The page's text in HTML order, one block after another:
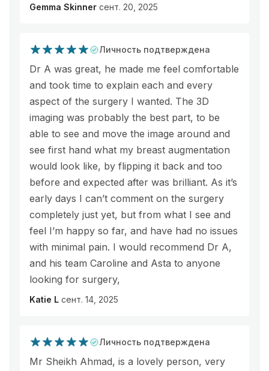
Gemma Skinner сент. 20, 2025
Личность подтверждена
Dr A was great, he made me feel comfortable
and took time to explain each and every
aspect of the surgery I wanted. The 3D
imaging was probably the best part, to be
able to see and move the image around and
see first hand what my breast augmentation
would look like, by flipping it back and too
before and expected after was brilliant. As it’s
early days I can’t comment on the surgery
completely just yet, but from what I see and
feel I’m happy so far, and have had no issues
with minimal pain. I would recommend Dr A,
and his team Caroline and Asta to anyone
looking for surgery,
Katie L сент. 14, 2025
Личность подтверждена
Mr Sheikh Ahmad, is a lovely person, very